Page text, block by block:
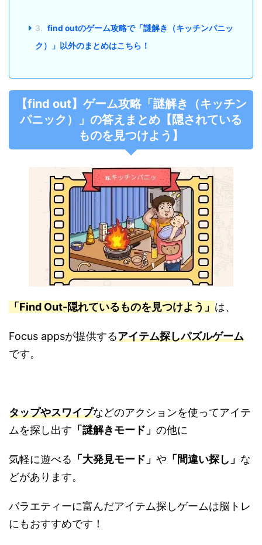
3. find outのゲーム攻略で「謎解き（キッチンパニッ
ク）」以外のまとめはこちら！
【find out】ゲーム攻略「謎解き（キッチン
パニック）」の答えまとめ【隠されている
ものを見つけよう】
「Find Out-隠れているものを見つけよう」 は、
Focus appsが提供するアイテム探しパズルゲーム
です。
タップやスワイプなどのアクションを使ってアイテ
ムを探し出す 「謎解きモード」 の他に
気軽に遊べる 「大発見モード」 や 「間違い探し」 な
どがあります。
バラエティーに富んだアイテム探しゲームは脳トレ
にもおすすめです！